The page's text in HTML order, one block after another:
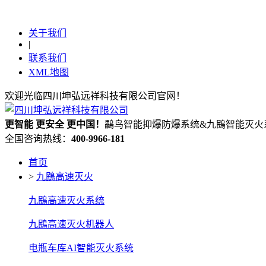
关于我们
|
联系我们
XML地图
欢迎光临四川坤弘远祥科技有限公司官网！
更智能 更安全更中国！ 鸓鸟智能抑爆防爆系统&九鴖智能灭火
全国咨询热线： 400-9966-181
首页
> 九鴖高速灭火
九鴖高速灭火系统
九鴖高速灭火机器人
电瓶车库AI智能灭火系统